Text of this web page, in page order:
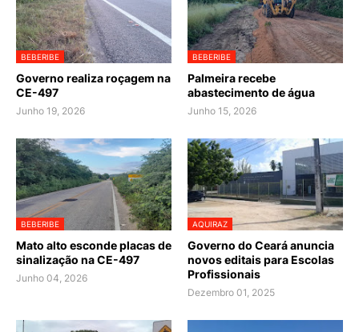
BEBERIBE
Governo realiza roçagem na
CE-497
Junho 19, 2026
BEBERIBE
Palmeira recebe
abastecimento de água
Junho 15, 2026
BEBERIBE
Mato alto esconde placas de
sinalização na CE-497
Junho 04, 2026
AQUIRAZ
Governo do Ceará anuncia
novos editais para Escolas
Profissionais
Dezembro 01, 2025